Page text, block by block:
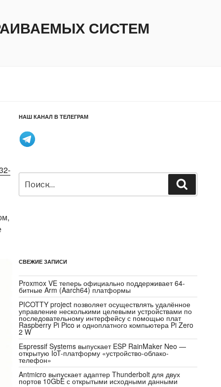
СИСТЕМ
НАШ КАНАЛ В ТЕЛЕГРАМ
Искать:
СВЕЖИЕ ЗАПИСИ
Proxmox VE теперь официально поддерживает 64-
битные Arm (Aarch64) платформы
PICOTTY project позволяет осуществлять удалённое
управление несколькими целевыми устройствами по
последовательному интерфейсу с помощью плат
Raspberry Pi Pico и одноплатного компьютера Pi Zero
2 W
Espressif Systems выпускает ESP RainMaker Neo —
открытую IoT-платформу «устройство-облако-
телефон»
Antmicro выпускает адаптер Thunderbolt для двух
портов 10GbE с открытыми исходными данными